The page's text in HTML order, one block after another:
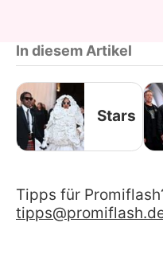
In diesem Artikel
Stars
Tipps für